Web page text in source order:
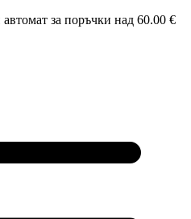
за поръчки над 60.00 €